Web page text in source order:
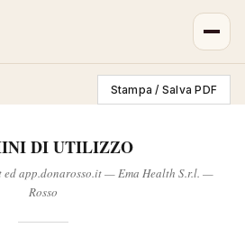
Stampa / Salva PDF
DI UTILIZZO
ed app.donarosso.it — Ema Health S.r.l. —
Rosso